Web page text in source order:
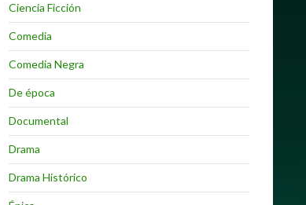
Ciencia Ficción
Comedia
Comedia Negra
De época
Documental
Drama
Drama Histórico